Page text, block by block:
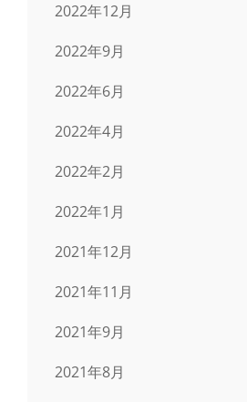
2022年12月
2022年9月
2022年6月
2022年4月
2022年2月
2022年1月
2021年12月
2021年11月
2021年9月
2021年8月